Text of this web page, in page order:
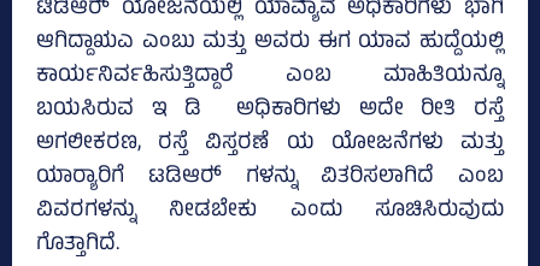
ಟಿಡಿಆರ್‍‌ ಯೋಜನೆಯಲ್ಲಿ ಯಾವ್ಯಾವ ಅಧಿಕಾರಿಗಳು ಭಾಗಿ
ಆಗಿದ್ದಾಋಎ ಎಂಬು ಮತ್ತು ಅವರು ಈಗ ಯಾವ ಹುದ್ದೆಯಲ್ಲಿ
ಕಾರ್ಯನಿರ್ವಹಿಸುತ್ತಿದ್ದಾರೆ ಎಂಬ ಮಾಹಿತಿಯನ್ನೂ
ಬಯಸಿರುವ ಇ ಡಿ ಅಧಿಕಾರಿಗಳು ಅದೇ ರೀತಿ ರಸ್ತೆ
ಅಗಲೀಕರಣ, ರಸ್ತೆ ವಿಸ್ತರಣೆ ಯ ಯೋಜನೆಗಳು ಮತ್ತು
ಯಾರ್‍ಯಾರಿಗೆ ಟಡಿಆರ್‍‌ ಗಳನ್ನು ವಿತರಿಸಲಾಗಿದೆ ಎಂಬ
ವಿವರಗಳನ್ನು ನೀಡಬೇಕು ಎಂದು ಸೂಚಿಸಿರುವುದು
ಗೊತ್ತಾಗಿದೆ.